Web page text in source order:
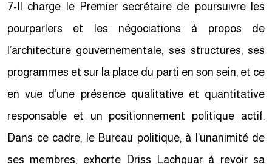
7-Il charge le Premier secrétaire de poursuivre les
pourparlers et les négociations à propos de
l’architecture gouvernementale, ses structures, ses
programmes et sur la place du parti en son sein, et ce
en vue d’une présence qualitative et quantitative
responsable et un positionnement politique actif.
Dans ce cadre, le Bureau politique, à l’unanimité de
ses membres, exhorte Driss Lachguar à revoir sa